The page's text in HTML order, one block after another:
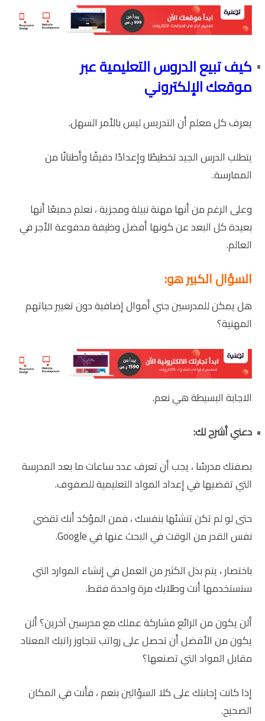
كيف تبيع الدروس التعليمية عبر
موقعك الإلكتروني
يعرف كل معلم أن التدريس ليس بالأمر السهل.
يتطلب الدرس الجيد تخطيطًا وإعدادًا دقيقًا وأطنانًا من
الممارسة.
وعلى الرغم من أنها مهنة نبيلة ومجزية ، نعلم جميعًا أنها
بعيدة كل البعد عن كونها أفضل وظيفة مدفوعة الأجر في
العالم.
السؤال الكبير هو:
هل يمكن للمدرسين جني أموال إضافية دون تغيير حياتهم
المهنية؟
الاجابة البسيطة هي نعم.
دعني أشرح لك:
بصفتك مدرسًا ، يجب أن تعرف عدد ساعات ما بعد المدرسة
التي تقضيها في إعداد المواد التعليمية للصفوف.
حتى لو لم تكن تنشئها بنفسك ، فمن المؤكد أنك تقضي
نفس القدر من الوقت في البحث عنها في Google.
باختصار ، يتم بذل الكثير من العمل في إنشاء الموارد التي
ستستخدمها أنت وطلابك مرة واحدة فقط.
ألن يكون من الرائع مشاركة عملك مع مدرسين آخرين؟ ألن
يكون من الأفضل أن تحصل على رواتب تتجاوز راتبك المعتاد
مقابل المواد التي تصنعها؟
إذا كانت إجابتك على كلا السؤالين بنعم ، فأنت في المكان
الصحيح.